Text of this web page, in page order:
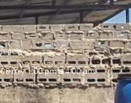
m y 1:00 pm a 4:00 pm